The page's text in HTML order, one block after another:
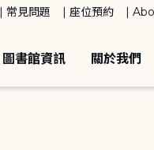
常見問題 座位預約
圖書館資訊 關於我們